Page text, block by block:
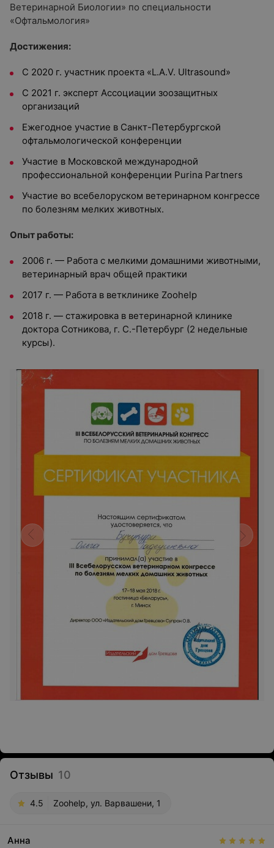
Ветеринарной Биологии» по специальности
«Офтальмология»
Достижения:
С 2020 г. участник проекта «L.A.V. Ultrasound»
С 2021 г. эксперт Ассоциации зоозащитных
организаций
Ежегодное участие в Санкт-Петербургской
офтальмологической конференции
Участие в Московской международной
профессиональной конференции Purina Partners
Участие во всебелоруском ветеринарном конгрессе
по болезням мелких животных.
Опыт работы:
2006 г. — Работа с мелкими домашними животными,
ветеринарный врач общей практики
2017 г. — Работа в ветклинике Zoohelp
2018 г. — стажировка в ветеринарной клинике
доктора Сотникова, г. С.-Петербург (2 недельные
курсы).
Отзывы 10
4.5 Zoohelp, ул. Варвашени, 1
Анна